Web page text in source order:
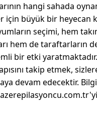
hangi sahada
büyük bir heyecan
seçimi, hem
hem de taraftarların
bir etki
takip etmek,
devam edecektir.